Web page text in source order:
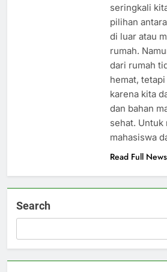
seringkali
pilihan
di luar atau
rumah.
dari rumah
hemat,
karena kita
dan bahan
sehat. Untuk
mahasiswa
Read Full News
Search